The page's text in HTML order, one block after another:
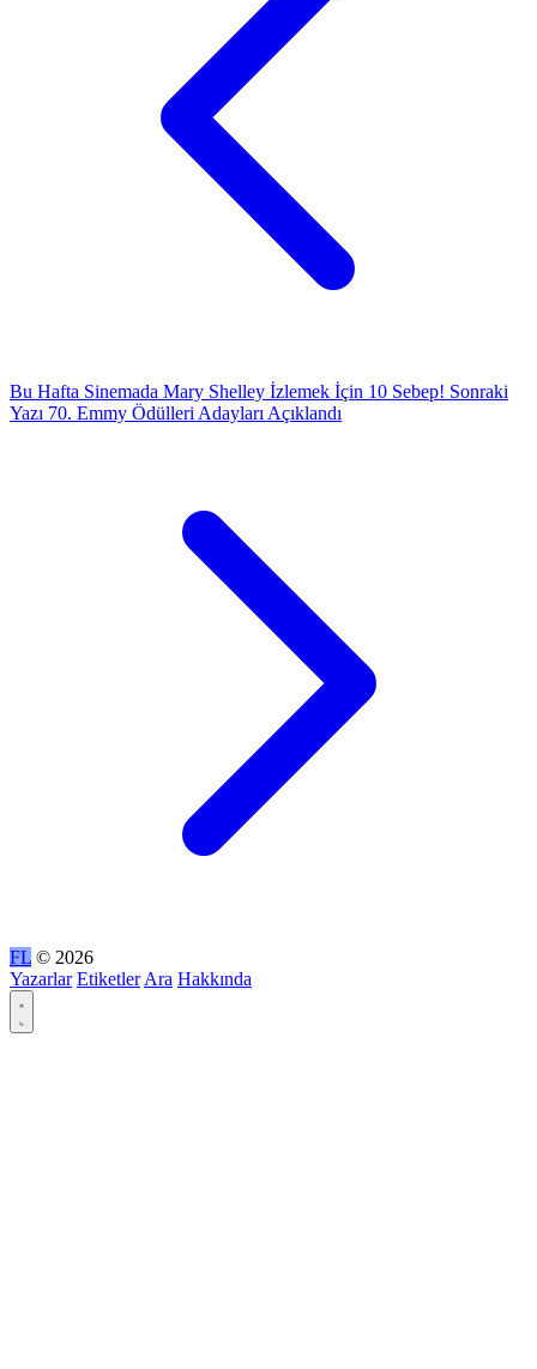
Bu Hafta Sinemada Mary Shelley İzlemek İçin 10 Sebep! Sonraki
Yazı 70. Emmy Ödülleri Adayları Açıklandı
FL © 2026
Yazarlar Etiketler Ara Hakkında